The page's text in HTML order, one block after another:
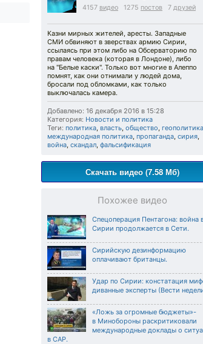
4157 видео 1275 постов 7 друзей
Казни мирных жителей, аресты. Западные
СМИ обвиняют в зверствах армию Сирии,
ссылаясь при этом либо на Обсерваторию по
правам человека (которая в Лондоне), либо
на "Белые каски". Только вот многие в Алеппо
помнят, как они отнимали у людей дома,
бросали под обломками, как только
выключалась камера.
Добавлено: 16 декабря 2016 в 15:28
Категория: Новости и политика
Теги: политика власть общество геополитика
международная политика пропаганда сирия
война скандал фальсификация
Скачать видео (7.58 Мб)
Похожее видео
Спецоперация Пентагона: война
Сирии продолжается в Сети.
Сирийскую дезинформацию
оплачивают британцы.
Удар по Сирии: констатация
диванные эксперты (Вести
«Ложь за огромные бюджеты»-
в Минобороны раскритиковали
международные доклады о
в САР.